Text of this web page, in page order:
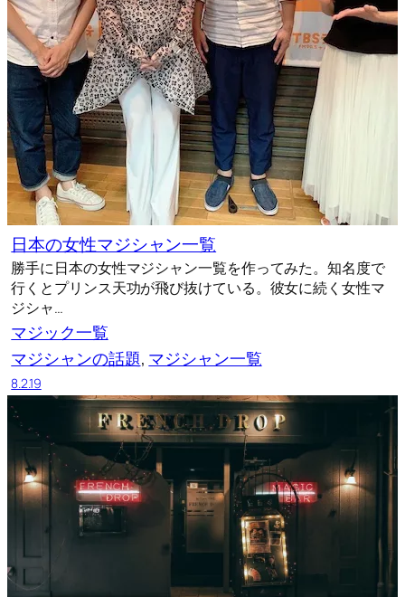
日本の女性マジシャン一覧
勝手に日本の女性マジシャン一覧を作ってみた。知名度で
行くとプリンス天功が飛び抜けている。彼女に続く女性マ
ジシャ…
マジック一覧
マジシャンの話題, マジシャン一覧
8.2.19